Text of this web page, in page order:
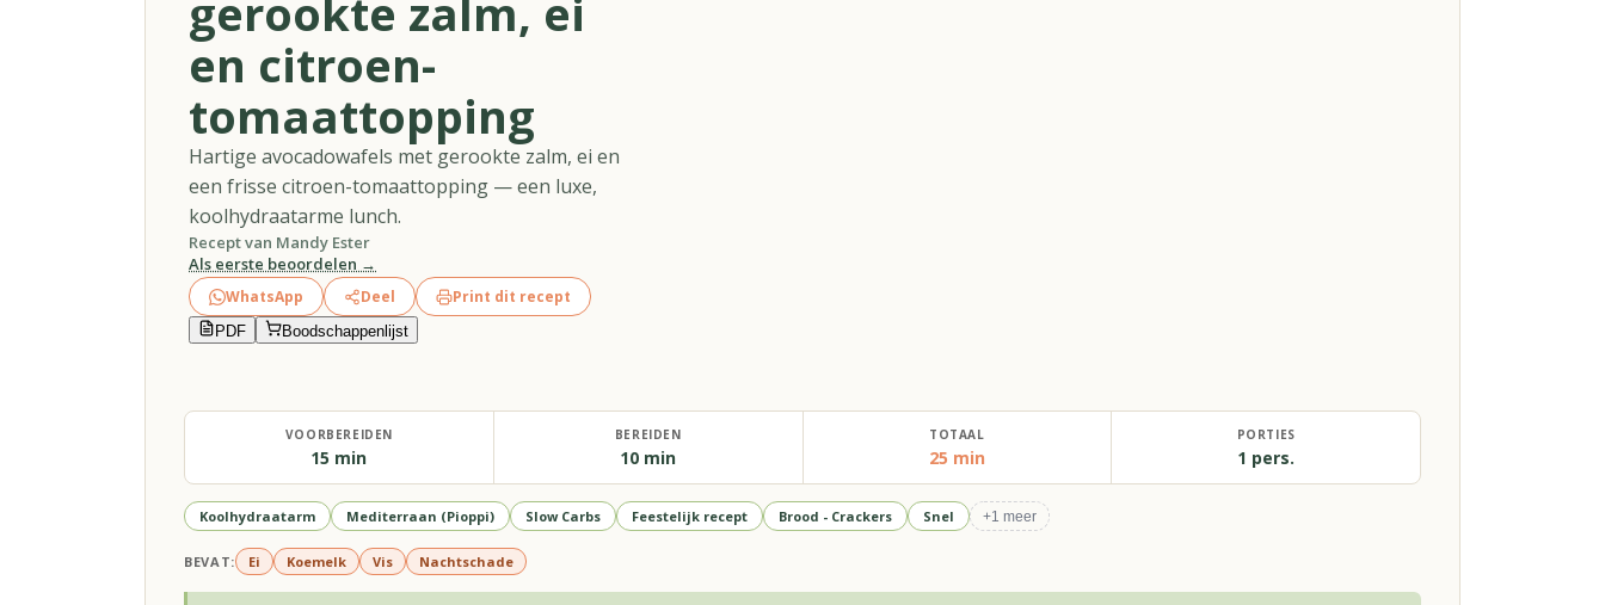
gerookte zalm, ei
en citroen-
tomaattopping
Hartige avocadowafels met gerookte zalm, ei en
een frisse citroen-tomaattopping — een luxe,
koolhydraatarme lunch.
Recept van Mandy Ester
Als eerste beoordelen →
WhatsApp Deel Print dit recept
PDF Boodschappenlijst
VOORBEREIDEN
15 min
BEREIDEN
10 min
TOTAAL
25 min
PORTIES
1 pers.
Koolhydraatarm Mediterraan (Pioppi) Slow Carbs Feestelijk recept Brood - Crackers Snel +1 meer
BEVAT: Ei Koemelk Vis Nachtschade